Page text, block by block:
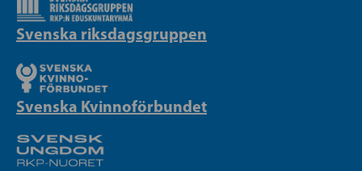
Svenska riksdagsgruppen
Svenska Kvinnoförbundet